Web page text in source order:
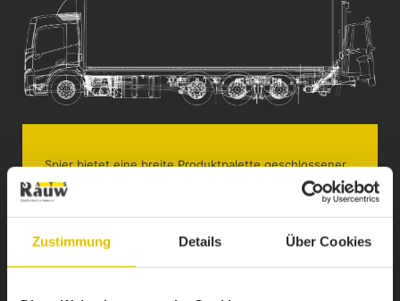
Zustimmung Details Über Cookies
Spier bietet eine breite Produktpalette geschlossener
Kofferaufbauten an, zum Transport von Möbeln,
Paketen, Paletten und weiteren Trockenfrachtgütern.